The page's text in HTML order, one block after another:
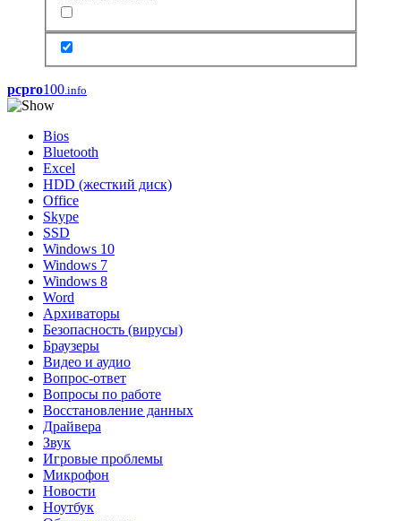
pcpro100.info
Bios
Bluetooth
Excel
HDD (жесткий диск)
Office
Skype
SSD
Windows 10
Windows 7
Windows 8
Word
Архиваторы
Безопасность (вирусы)
Браузеры
Видео и аудио
Вопрос-ответ
Вопросы по работе
Восстановление данных
Драйвера
Звук
Игровые проблемы
Микрофон
Новости
Ноутбук